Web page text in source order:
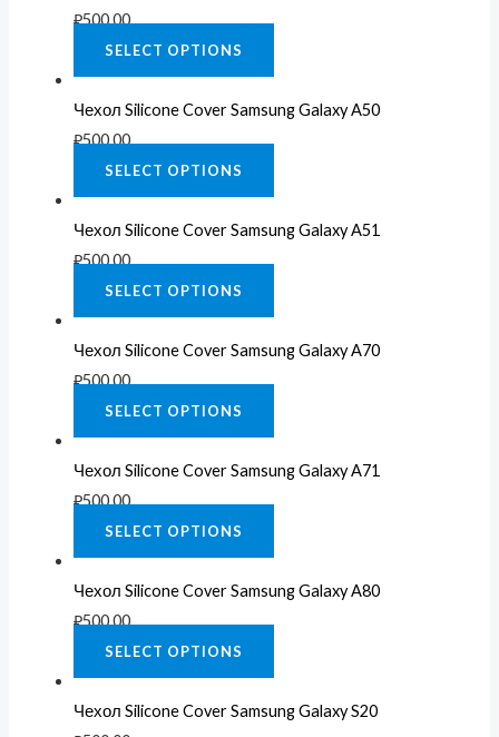
₽500.00
SELECT OPTIONS
Чехол Silicone Cover Samsung Galaxy A50
₽500.00
SELECT OPTIONS
Чехол Silicone Cover Samsung Galaxy A51
₽500.00
SELECT OPTIONS
Чехол Silicone Cover Samsung Galaxy A70
₽500.00
SELECT OPTIONS
Чехол Silicone Cover Samsung Galaxy A71
₽500.00
SELECT OPTIONS
Чехол Silicone Cover Samsung Galaxy A80
₽500.00
SELECT OPTIONS
Чехол Silicone Cover Samsung Galaxy S20